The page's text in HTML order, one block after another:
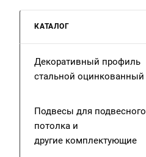
КАТАЛОГ
Декоративный профиль
стальной оцинкованный
Подвесы для подвесного
потолка и
другие комплектующие